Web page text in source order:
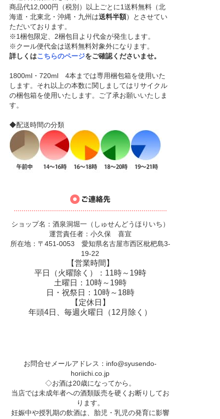
商品代12,000円（税別）以上ごとに1送料無料（北
海道・北東北・沖縄・九州は送料半額）とさせてい
ただいております。
※1梱包限定、2梱包目より代金が発生します。
※クール便代金は送料無料対象外になります。
詳しくはこちらのページをご確認くださいませ。
1800ml・720ml 4本までは専用梱包箱を使用いた
します。それ以上の本数に関しましてはリサイクル
の梱包箱を使用いたします。ご了承お願いいたしま
す。
◆配送時間の分類
ショップ名：酒泉洞堀一（しゅせんどうほりいち）
運営責任者：小久保 喜宣
所在地：〒451-0053 愛知県名古屋市西区枇杷島3-
19-22
【営業時間】
平日（火曜除く）：11時～19時
土曜日：10時～19時
日・祝祭日：10時～18時
【定休日】
年頭4日、毎週火曜日（12月除く）
お問合せメールアドレス： info@syusendo-
horiichi.co.jp
◇お酒は20歳になってから。
当店では未成年者への酒類販売を硬くお断りしてお
ります。
妊娠中や授乳期の飲酒は、胎児・乳児の発育に影響